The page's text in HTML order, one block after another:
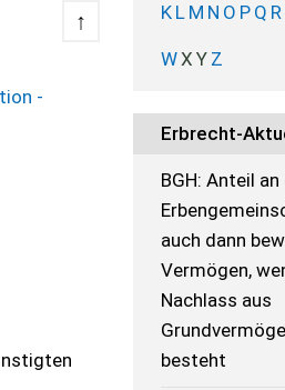
↑
-
K L M N O P Q R
WX Y Z
Erbrecht-
BGH: Anteil an
auch dann
Vermögen,
Nachlass aus
besteht